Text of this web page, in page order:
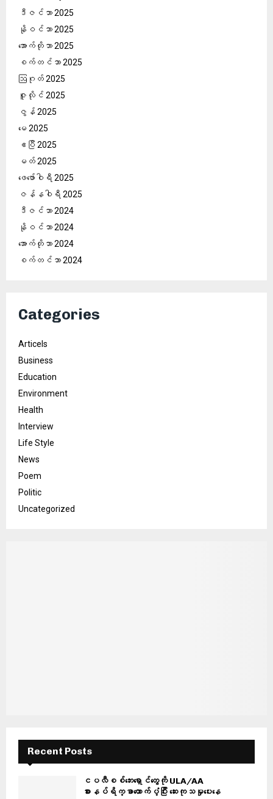
ဒီဇင်ဘာ 2025
နိုဝင်ဘာ 2025
အောက်တိုဘာ 2025
စက်တင်ဘာ 2025
ဩဂုတ် 2025
ဇူလိုင် 2025
ဇွန် 2025
မေ 2025
ဧပြီ 2025
မတ် 2025
ဖေ‌ဖော်ဝါရီ 2025
ဇန်နဝါရီ 2025
ဒီဇင်ဘာ 2024
နိုဝင်ဘာ 2024
အောက်တိုဘာ 2024
စက်တင်ဘာ 2024
Categories
Articels
Business
Education
Environment
Health
Interview
Life Style
News
Poem
Politic
Uncategorized
Recent Posts
ငပလီစစ်ဘေးရှောင်တွေကို ULA/AA
စားနပ်ရိက္ခာထောက်ပံ့ပြီး ဆေးကုသမှုပေးနေ